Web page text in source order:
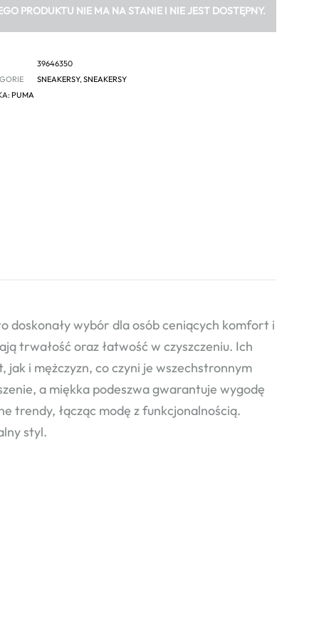
PRODUKTU NIE MA NA STANIE I NIE JEST DOSTĘPNY.
39646350
SNEAKERSY,SNEAKERSY
PUMA
doskonały wybór dla osób ceniących komfort i
trwałość oraz łatwość w czyszczeniu. Ich
i mężczyzn, co czyni je wszechstronnym
a miękka podeszwa gwarantuje wygodę
trendy, łącząc modę z funkcjonalnością.
styl.